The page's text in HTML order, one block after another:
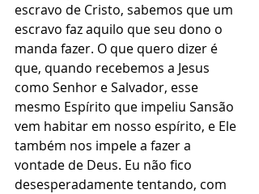
escravo de Cristo, sabemos que um
escravo faz aquilo que seu dono o
manda fazer. O que quero dizer é
que, quando recebemos a Jesus
como Senhor e Salvador, esse
mesmo Espírito que impeliu Sansão
vem habitar em nosso espírito, e Ele
também nos impele a fazer a
vontade de Deus. Eu não fico
desesperadamente tentando, com